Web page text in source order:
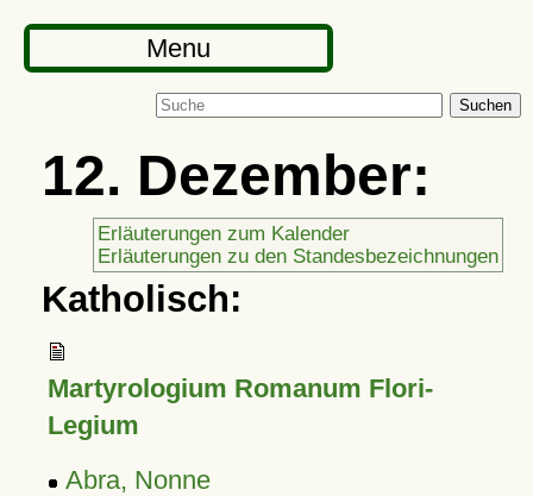
Menu
Suchen
12. Dezember:
Erläuterungen zum Kalender
Erläuterungen zu den Standesbezeichnungen
Katholisch:
Martyrologium Romanum Flori-
Legium
Abra, Nonne